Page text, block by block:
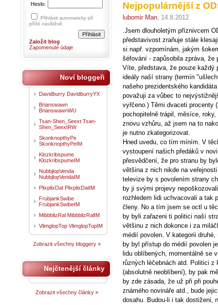
Nejpopulárnější z
lubomir Man, 14.8.2012
.Jsem dlouholetým příznivcem
představivost zraňuje stále
si např. vzpomínám, jakým
šéfování - zapůsobila zpráva, že
Víte, představa, že pouze každý
ideály naší strany (termín
našeho prezidentského
považuji za vůbec to
vyřčeno.) Těmi dvaceti procenty
pochopitelně trápil, měsíce,
znovu vzhůru, až jsem na to
je nutno zkategorizovat.
Hned uvedu, co tím míním. V
vystoupení našich předáků v
přesvědčení, že pro stranu by
většina z nich nikde na
televize by s povolením strany
by ji svými projevy
rozhledem lidi uchvacovali a tak
členy. No a tím jsem se octl u
by byli zařazeni ti politici naší
většinu z nich dokonce i za
médií povolen. V kategorii
by byl přístup do médií povolen
lidu oblíbených, momentálně se
různých léčebnách atd. Politici z
(absolutně neoblíbení), by pak
by zde zásada, že už při při
známého novináře atd., bude
dosahu. Budou-li i tak dostiženi,
Heslo:
Přihlásit automaticky při
příští návštěvě.
Založit blog
Zapomenuté údaje
Noví bloggeři
Davidburry DavidburryYX
Brianswawn
BrianswawnWU
Tsan-Shen_Seext Tsan-
Shen_SeextRW
SkonknopthyPe
SkonknopthyPeIM
Klozkribspume
KlozkribspumeIM
NubbjlopVenda
NubbjlopVendaIM
PlixplixDat PlixplixDatIM
FrubjankSwibe
FrubjankSwibeIM
MibbblizRal MibbblizRalIM
VlimglopTop VlimglopTopIM
Zobrazit všechny bloggery »
Nejčtenější články
Zobrazit všechny články »